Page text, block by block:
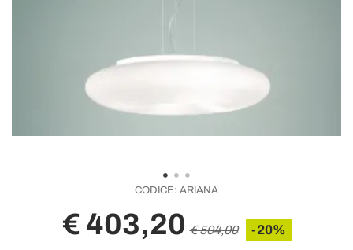
CODICE: ARIANA
€ 403,20 € 504,00 -20%